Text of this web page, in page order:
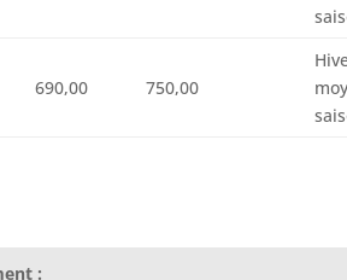
690,00 750,00
: